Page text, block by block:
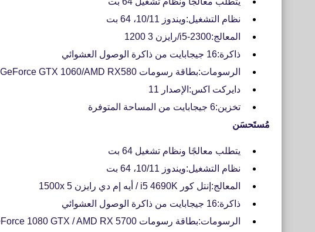
نظام التشغيل:ويندوز 10/11، 64 بت
المعالج:i5-2300/رايزن 3 1200
ذاكرة:16 جيجابايت من ذاكرة الوصول العشوائي
الرسومات:بطاقة رسومات NVIDIA GeForce GTX 1060/AMD RX580
دايركت اكس:الإصدار 11
تخزين:6 جيجابايت من المساحة المتوفرة
مُستَحسَن
يتطلب معالجًا ونظام تشغيل 64 بت
نظام التشغيل:ويندوز 10/11، 64 بت
المعالج:إنتل كور i5 4690K / أيه إم دي رايزن 5 1500x
ذاكرة:16 جيجابايت من ذاكرة الوصول العشوائي
الرسومات:بطاقة رسومات NVidia GeForce 1080 GTX / AMD RX 5700